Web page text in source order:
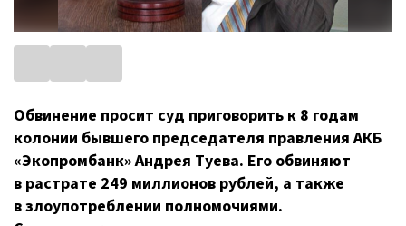
Обвинение просит суд приговорить к 8 годам
колонии бывшего председателя правления АКБ
«Экопромбанк» Андрея Туева. Его обвиняют
в растрате 249 миллионов рублей, а также
в злоупотреблении полномочиями.